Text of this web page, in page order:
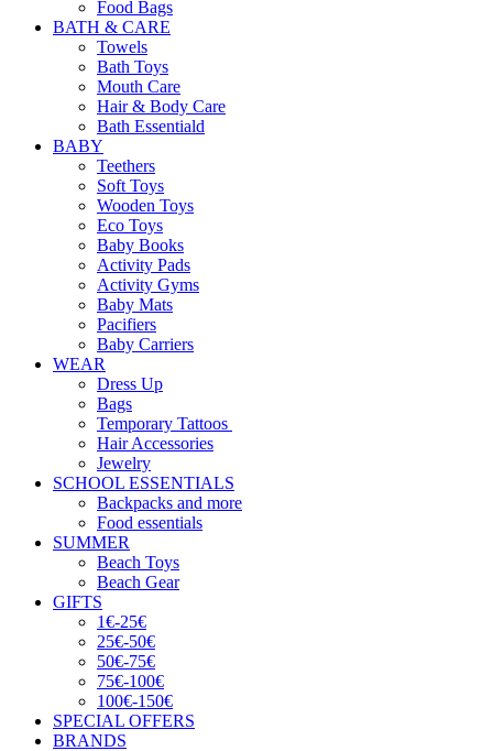
Food Bags
BATH & CARE
Towels
Bath Toys
Mouth Care
Hair & Body Care
Bath Essentiald
BABY
Teethers
Soft Toys
Wooden Toys
Eco Toys
Baby Books
Activity Pads
Activity Gyms
Baby Mats
Pacifiers
Baby Carriers
WEAR
Dress Up
Bags
Temporary Tattoos
Hair Accessories
Jewelry
SCHOOL ESSENTIALS
Backpacks and more
Food essentials
SUMMER
Beach Toys
Beach Gear
GIFTS
1€-25€
25€-50€
50€-75€
75€-100€
100€-150€
SPECIAL OFFERS
BRANDS